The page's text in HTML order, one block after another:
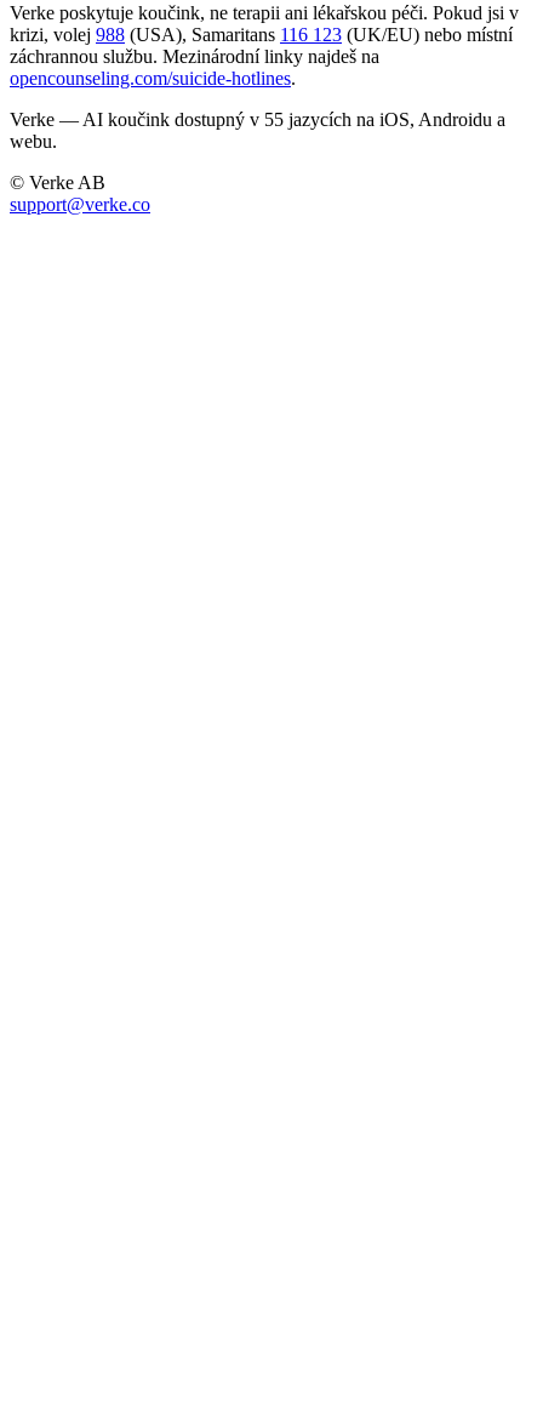
Verke poskytuje koučink, ne terapii ani lékařskou péči. Pokud jsi v
krizi, volej 988 (USA), Samaritans 116 123 (UK/EU) nebo místní
záchrannou službu. Mezinárodní linky najdeš na
opencounseling.com/suicide-hotlines.
Verke — AI koučink dostupný v 55 jazycích na iOS, Androidu a
webu.
© Verke AB
support@verke.co